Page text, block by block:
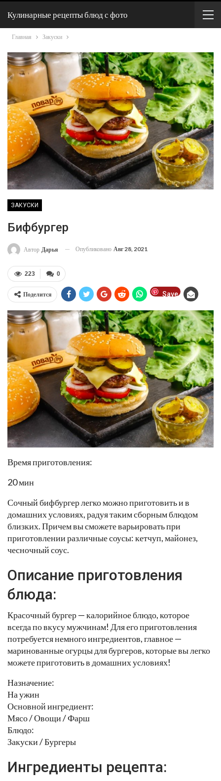
Кулинарные рецепты блюд с фото
Главная Закуски
ЗАКУСКИ
Бифбургер
Автор Дарья Опубликовано Авг 28, 2021
0
223
Поделится Save
Время приготовления:
20 мин
Сочный бифбургер легко можно приготовить и в
домашних условиях, радуя таким сборным блюдом
близких. Причем вы сможете варьировать при
приготовлении различные соусы: кетчуп, майонез,
чесночный соус.
Описание приготовления
блюда:
Красочный бургер — калорийное блюдо, которое
всегда по вкусу мужчинам! Для его приготовления
потребуется немного ингредиентов, главное —
маринованные огурцы для бургеров, которые вы легко
можете приготовить в домашних условиях!
Назначение:
На ужин
Основной ингредиент:
Мясо / Овощи / Фарш
Блюдо:
Закуски / Бургеры
Ингредиенты рецепта: